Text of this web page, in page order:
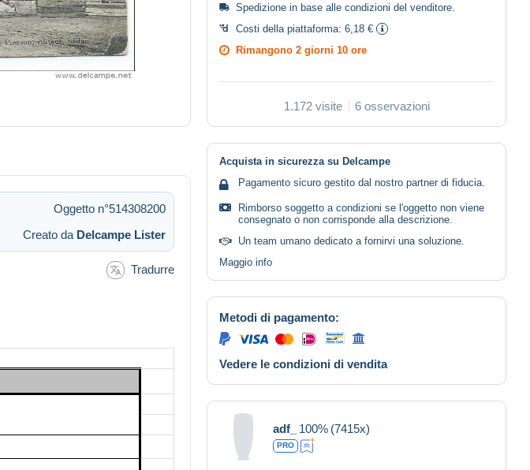
Spedizione in base alle condizioni del venditore
Costi della piattaforma: 6,18 €
Rimangono 2 giorni 10 ore
1.172 visite 6 osservazioni
Oggetto n°514308200
Creato da Delcampe Lister
Tradurre
Acquista in sicurezza su Delcampe
Pagamento sicuro gestito dal nostro partner di fiducia.
Rimborso soggetto a condizioni se l'oggetto non viene
consegnato o non corrisponde alla descrizione.
Un team umano dedicato a fornirvi una soluzione.
Maggio info
Metodi di pagamento:
Vedere le condizioni di vendita
adf_ 100% (7415x)
PRO